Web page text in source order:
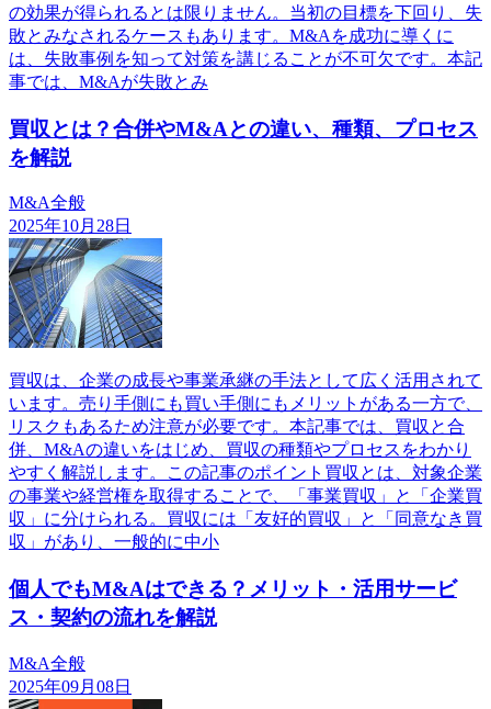
の効果が得られるとは限りません。当初の目標を下回り、失
敗とみなされるケースもあります。M&Aを成功に導くに
は、失敗事例を知って対策を講じることが不可欠です。本記
事では、M&Aが失敗とみ
買収とは？合併やM&Aとの違い、種類、プロセス
を解説
M&A全般
2025年10月28日
買収は、企業の成長や事業承継の手法として広く活用されて
います。売り手側にも買い手側にもメリットがある一方で、
リスクもあるため注意が必要です。本記事では、買収と合
併、M&Aの違いをはじめ、買収の種類やプロセスをわかり
やすく解説します。この記事のポイント買収とは、対象企業
の事業や経営権を取得することで、「事業買収」と「企業買
収」に分けられる。買収には「友好的買収」と「同意なき買
収」があり、一般的に中小
個人でもM&Aはできる？メリット・活用サービ
ス・契約の流れを解説
M&A全般
2025年09月08日